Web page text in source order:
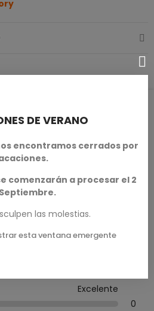
Excelente
0
DE VERANO
encontramos cerrados por
comenzarán a procesar el 2
las molestias.
esta ventana emergente